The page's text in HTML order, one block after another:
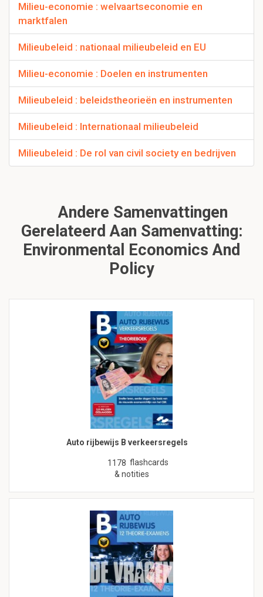
Milieu-economie : welvaartseconomie en
marktfalen
Milieubeleid : nationaal milieubeleid en EU
Milieu-economie : Doelen en instrumenten
Milieubeleid : beleidstheorieën en instrumenten
Milieubeleid : Internationaal milieubeleid
Milieubeleid : De rol van civil society en bedrijven
Andere Samenvattingen
Gerelateerd Aan Samenvatting:
Environmental Economics And
Policy
Auto rijbewijs B verkeersregels
1178 flashcards
& notities